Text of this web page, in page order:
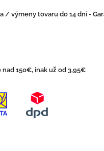
/ výmeny tovaru do 14 dní -
150€, inak už od 3,95€